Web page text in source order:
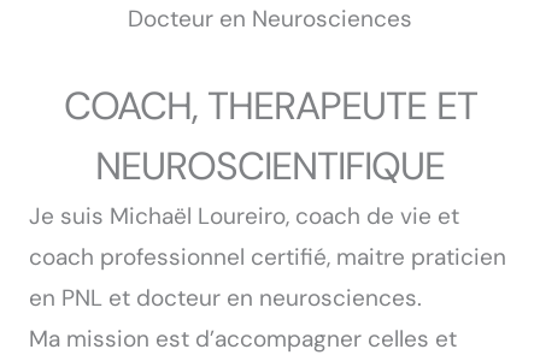
Docteur en Neurosciences
COACH, THERAPEUTE ET
NEUROSCIENTIFIQUE
Je suis Michaël Loureiro, coach de vie et
coach professionnel certifié, maitre praticien
en PNL et docteur en neurosciences.
Ma mission est d’accompagner celles et